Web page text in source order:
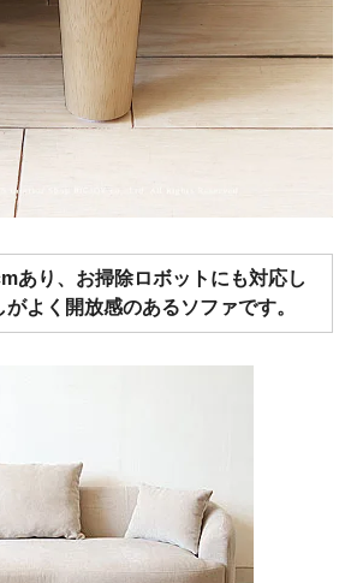
あり、お掃除ロボットにも対応し
よく開放感のあるソファです。